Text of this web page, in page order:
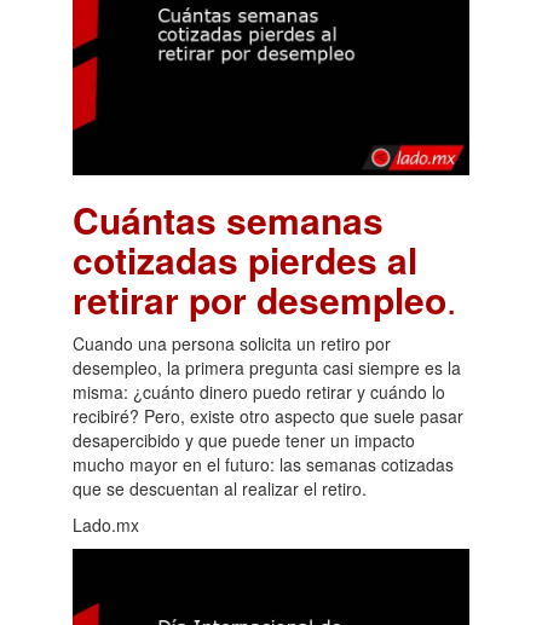
Cuántas semanas
cotizadas pierdes al
retirar por desempleo.
Cuando una persona solicita un retiro por
desempleo, la primera pregunta casi siempre es la
misma: ¿cuánto dinero puedo retirar y cuándo lo
recibiré? Pero, existe otro aspecto que suele pasar
desapercibido y que puede tener un impacto
mucho mayor en el futuro: las semanas cotizadas
que se descuentan al realizar el retiro.
Lado.mx